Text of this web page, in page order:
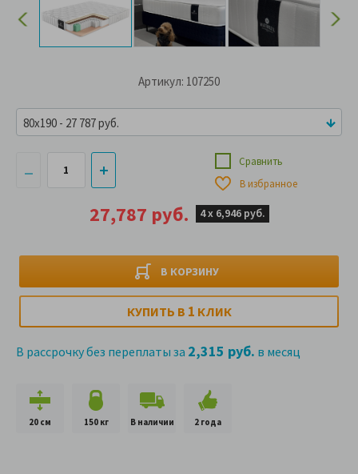
Артикул: 107250
27,787 руб. 4 х 6,946 руб.
В КОРЗИНУ
Сравнить
В избранное
КУПИТЬ В 1 КЛИК
В рассрочку без переплаты за 2,315 руб. в месяц
80x190 - 27 787 руб.
20 см 150 кг В наличии 2 года